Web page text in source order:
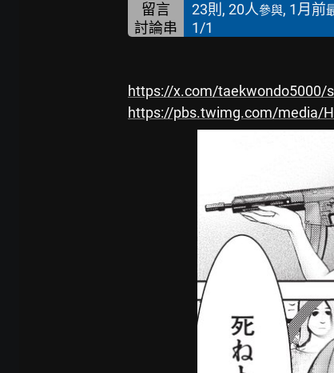
留言
23則, 20人參與, 1月前
討論串 1/1
https://x.com/taekwondo5000/
https://pbs.twimg.com/media/